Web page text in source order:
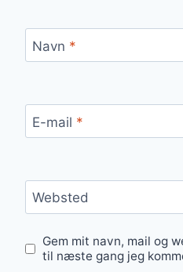
Navn *
E-mail *
Websted
Gem mit navn, mail og
til næste gang jeg